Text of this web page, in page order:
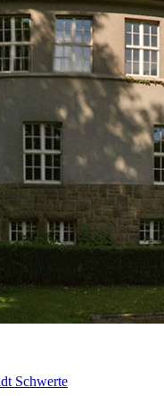
Schwerte